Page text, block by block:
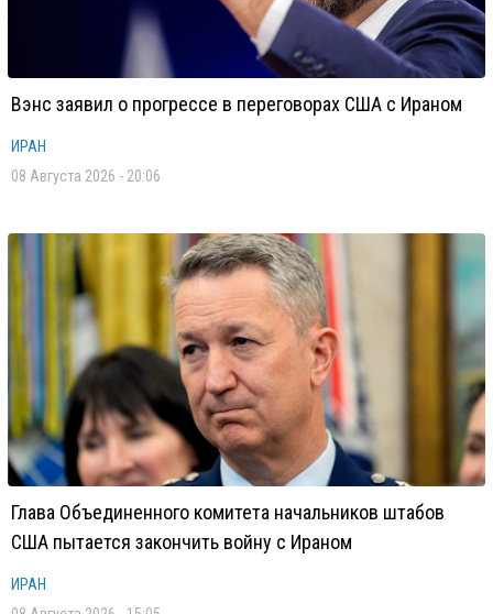
Вэнс заявил о прогрессе в переговорах США с Ираном
ИРАН
08 Августа 2026 - 20:06
Глава Объединенного комитета начальников штабов
США пытается закончить войну с Ираном
ИРАН